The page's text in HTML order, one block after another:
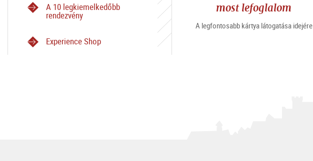
A 10 legkiemelkedőbb
rendezvény
Experience Shop
most lefoglalom
A legfontosabb kártya látogatása idejére